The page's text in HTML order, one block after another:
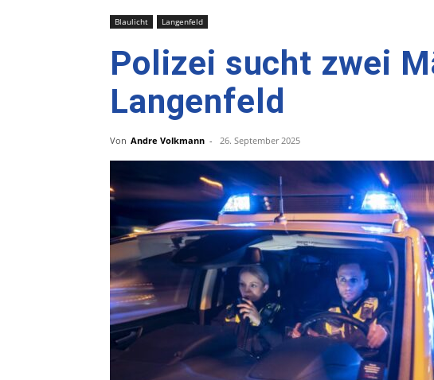
Blaulicht Langenfeld
Polizei sucht zwei
Langenfeld
Von Andre Volkmann - 26. September 2025